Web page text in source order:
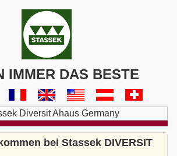
IMMER DAS BESTE
bei Stassek DIVERSIT